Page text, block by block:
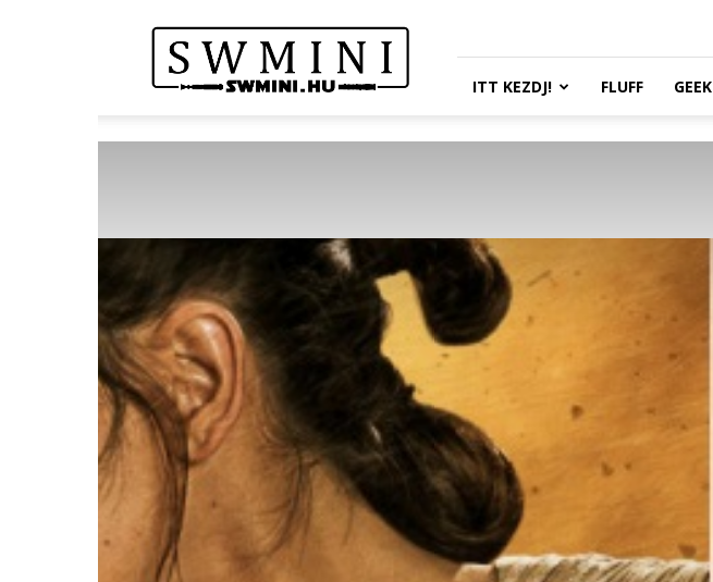
Wars
Miniatures
Portál
ITT KEZDJ! FLUFF GEEK